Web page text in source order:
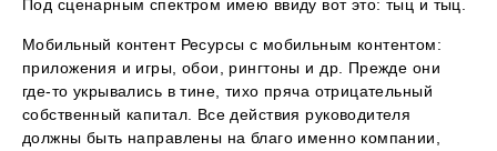
Под сценарным спектром имею ввиду вот это: тыц и тыц.
Мобильный контент Ресурсы с мобильным контентом:
приложения и игры, обои, рингтоны и др. Прежде они
где-то укрывались в тине, тихо пряча отрицательный
собственный капитал. Все действия руководителя
должны быть направлены на благо именно компании,